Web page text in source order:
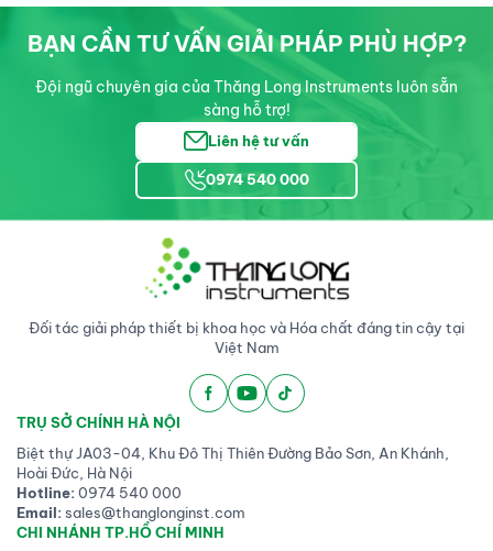
BẠN CẦN TƯ VẤN GIẢI PHÁP PHÙ HỢP?
Đội ngũ chuyên gia của Thăng Long Instruments luôn sẵn
sàng hỗ trợ!
Liên hệ tư vấn
0974 540 000
Đối tác giải pháp thiết bị khoa học và Hóa chất đáng tin cậy tại
Việt Nam
TRỤ SỞ CHÍNH HÀ NỘI
Biệt thự JA03-04, Khu Đô Thị Thiên Đường Bảo Sơn, An Khánh,
Hoài Đức, Hà Nội
Hotline:0974 540 000
Email:sales@thanglonginst.com
CHI NHÁNH TP.HỒ CHÍ MINH